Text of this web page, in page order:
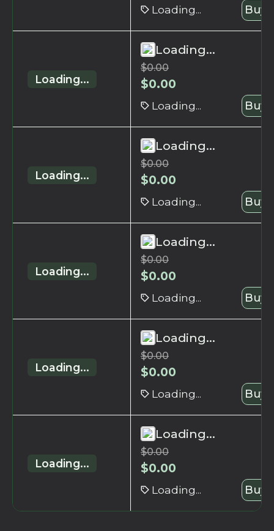
Loading... Buy
Loading...
Loading...
$0.00
$0.00
Loading... Buy
Loading...
Loading...
$0.00
$0.00
Loading... Buy
Loading...
Loading...
$0.00
$0.00
Loading... Buy
Loading...
Loading...
$0.00
$0.00
Loading... Buy
Loading...
Loading...
$0.00
$0.00
Loading... Buy